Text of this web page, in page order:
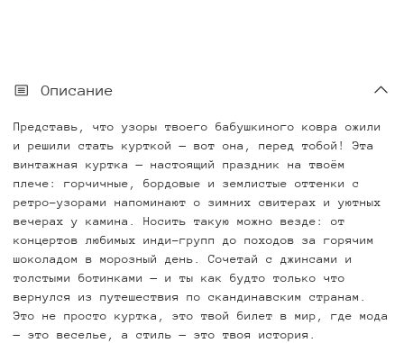
Описание
Представь, что узоры твоего бабушкиного ковра ожили
и решили стать курткой — вот она, перед тобой! Эта
винтажная куртка — настоящий праздник на твоём
плече: горчичные, бордовые и землистые оттенки с
ретро-узорами напоминают о зимних свитерах и уютных
вечерах у камина. Носить такую можно везде: от
концертов любимых инди-групп до походов за горячим
шоколадом в морозный день. Сочетай с джинсами и
толстыми ботинками — и ты как будто только что
вернулся из путешествия по скандинавским странам.
Это не просто куртка, это твой билет в мир, где мода
— это веселье, а стиль — это твоя история.